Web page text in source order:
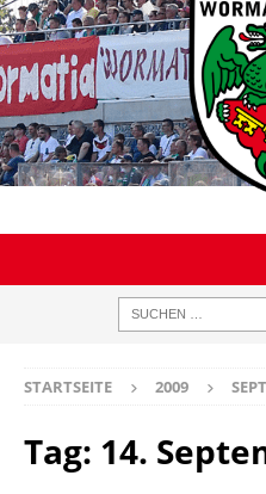
STARTSEITE 2009
Tag: 14.